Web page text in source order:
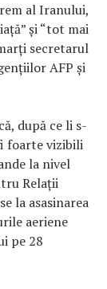
al Iranului,
şi “tot mai
secretarul
AFP şi
după ce li s-
foarte vizibili
la nivel
Relaţii
la asasinarea
aeriene
pe 28